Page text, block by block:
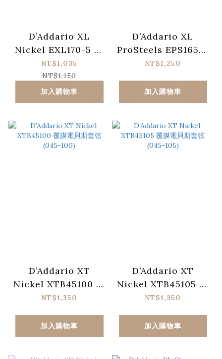
D’Addario XL
Nickel EXL170-5 電
貝斯五弦套弦 (045-
130)
NT$1,035
NT$1,150
加入購物車
D’Addario XL
ProSteels EPS165-5
不銹鋼弦電貝斯五弦套
NT$1,250
加入購物車
D’Addario XT
Nickel XTB45100 覆
膜電貝斯套弦 (045-
NT$1,350
加入購物車
D’Addario XT
Nickel XTB45105 覆
膜電貝斯套弦 (045-
NT$1,350
加入購物車